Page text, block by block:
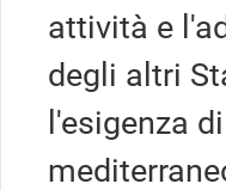
attività e
degli altri
l'esigenza